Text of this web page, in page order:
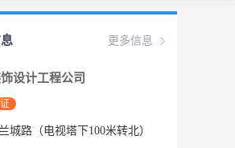
更多信息
设计工程公司
城路（电视塔下100米转北）